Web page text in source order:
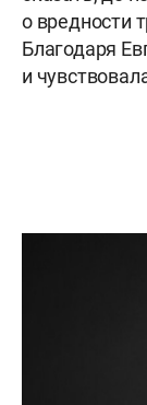
о вредности
Благодаря
и